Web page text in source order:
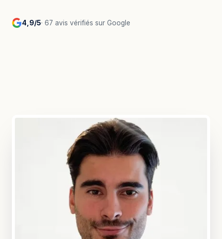
4,9/5· 67 avis vérifiés sur Google